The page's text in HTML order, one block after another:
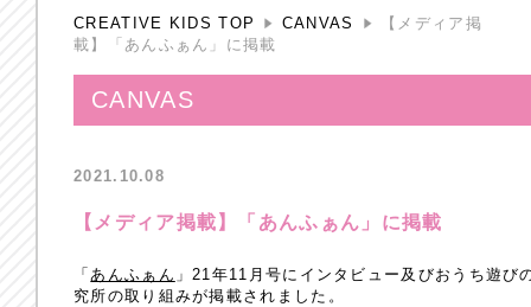
CREATIVE KIDS TOP CANVAS
【メディア掲
載】「あんふぁん」に掲載
CANVAS
2021.10.08
【メディア掲載】「あんふぁん」に掲載
「あんふぁん 」21年11月号にインタビュー及びおうち遊
究所の取り組みが掲載されました。